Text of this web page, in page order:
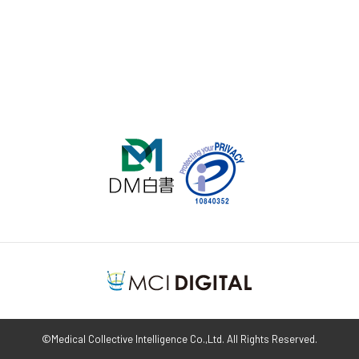
©Medical Collective Intelligence Co.,Ltd. All Rights Reserved.